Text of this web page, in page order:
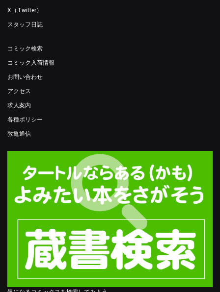
X（Twitter）
スタッフ日誌
コミック検索
コミック入荷情報
お問い合わせ
アクセス
求人案内
各種ポリシー
敦亀通信